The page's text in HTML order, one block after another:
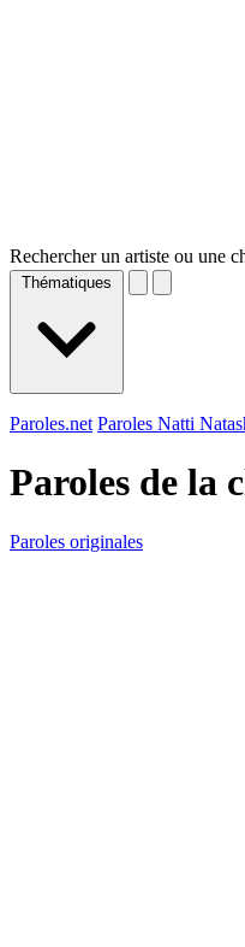
Rechercher un artiste ou une
Thématiques
Paroles.net Paroles Natti
Paroles de la
Paroles originales